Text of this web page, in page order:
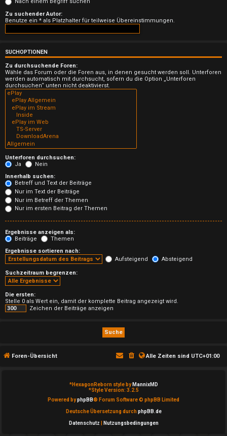
e
a
n
t
w
o
t
e
t
e
T
h
e
m
e
n
A
Nach einem Begriff suchen
Zu suchender Autor:
Benutze ein * als Platzhalter für teilweise Übereinstimmungen.
SUCHOPTIONEN
Zu durchsuchende Foren:
Wähle das Forum oder die Foren aus, in denen gesucht werden soll. Unterforen
werden automatisch mit durchsucht, sofern du die Option „Unterforen
durchsuchen“ unten nicht deaktivierst.
Unterforen durchsuchen:
Ja
Nein
Innerhalb suchen:
Betreff und Text der Beiträge
Nur im Text der Beiträge
Nur im Betreff der Themen
Nur im ersten Beitrag der Themen
Ergebnisse anzeigen als:
Beiträge
Themen
Ergebnisse sortieren nach:
Aufsteigend
Absteigend
Suchzeitraum begrenzen:
Die ersten:
Stelle 0 als Wert ein, damit der komplette Beitrag angezeigt wird.
Zeichen der Beiträge anzeigen
Foren-Übersicht Alle Zeiten sind UTC+01:00
*HexagonReborn style by MannixMD
*Style Version: 3.2.5
Powered byphpBB® Forum Software © phpBB Limited
Deutsche Übersetzung durch phpBB.de
Datenschutz Nutzungsbedingungen